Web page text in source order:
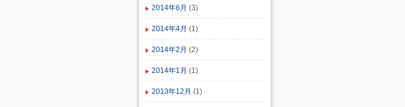
2014年6月 (3)
2014年4月 (1)
2014年2月 (2)
2014年1月 (1)
2013年12月 (1)